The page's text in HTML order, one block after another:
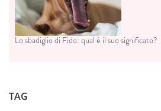
Lo sbadiglio di Fido: qual è il suo significato?
TAG